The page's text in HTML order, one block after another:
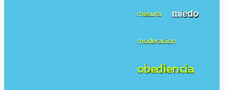
mesura miedo
moderacion
obediencia